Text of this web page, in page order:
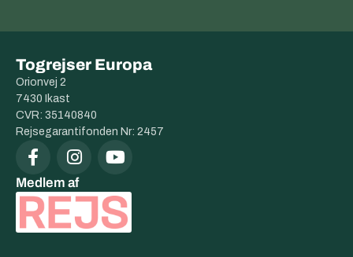
Togrejser Europa
Orionvej 2
7430 Ikast
CVR: 35140840
Rejsegarantifonden Nr: 2457
Medlem af